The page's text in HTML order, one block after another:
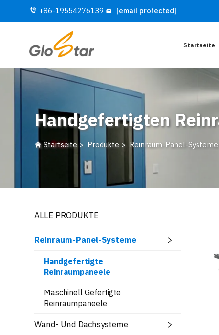
+86-19554276139 [email protected]
Startseite
Handgefertigten
Startseite > Produkte > Reinraum-Panel-Systeme
ALLE PRODUKTE
Reinraum-Panel-Systeme
Handgefertigte
Reinraumpaneele
Maschinell Gefertigte
Reinraumpaneele
Wand- Und Dachsysteme